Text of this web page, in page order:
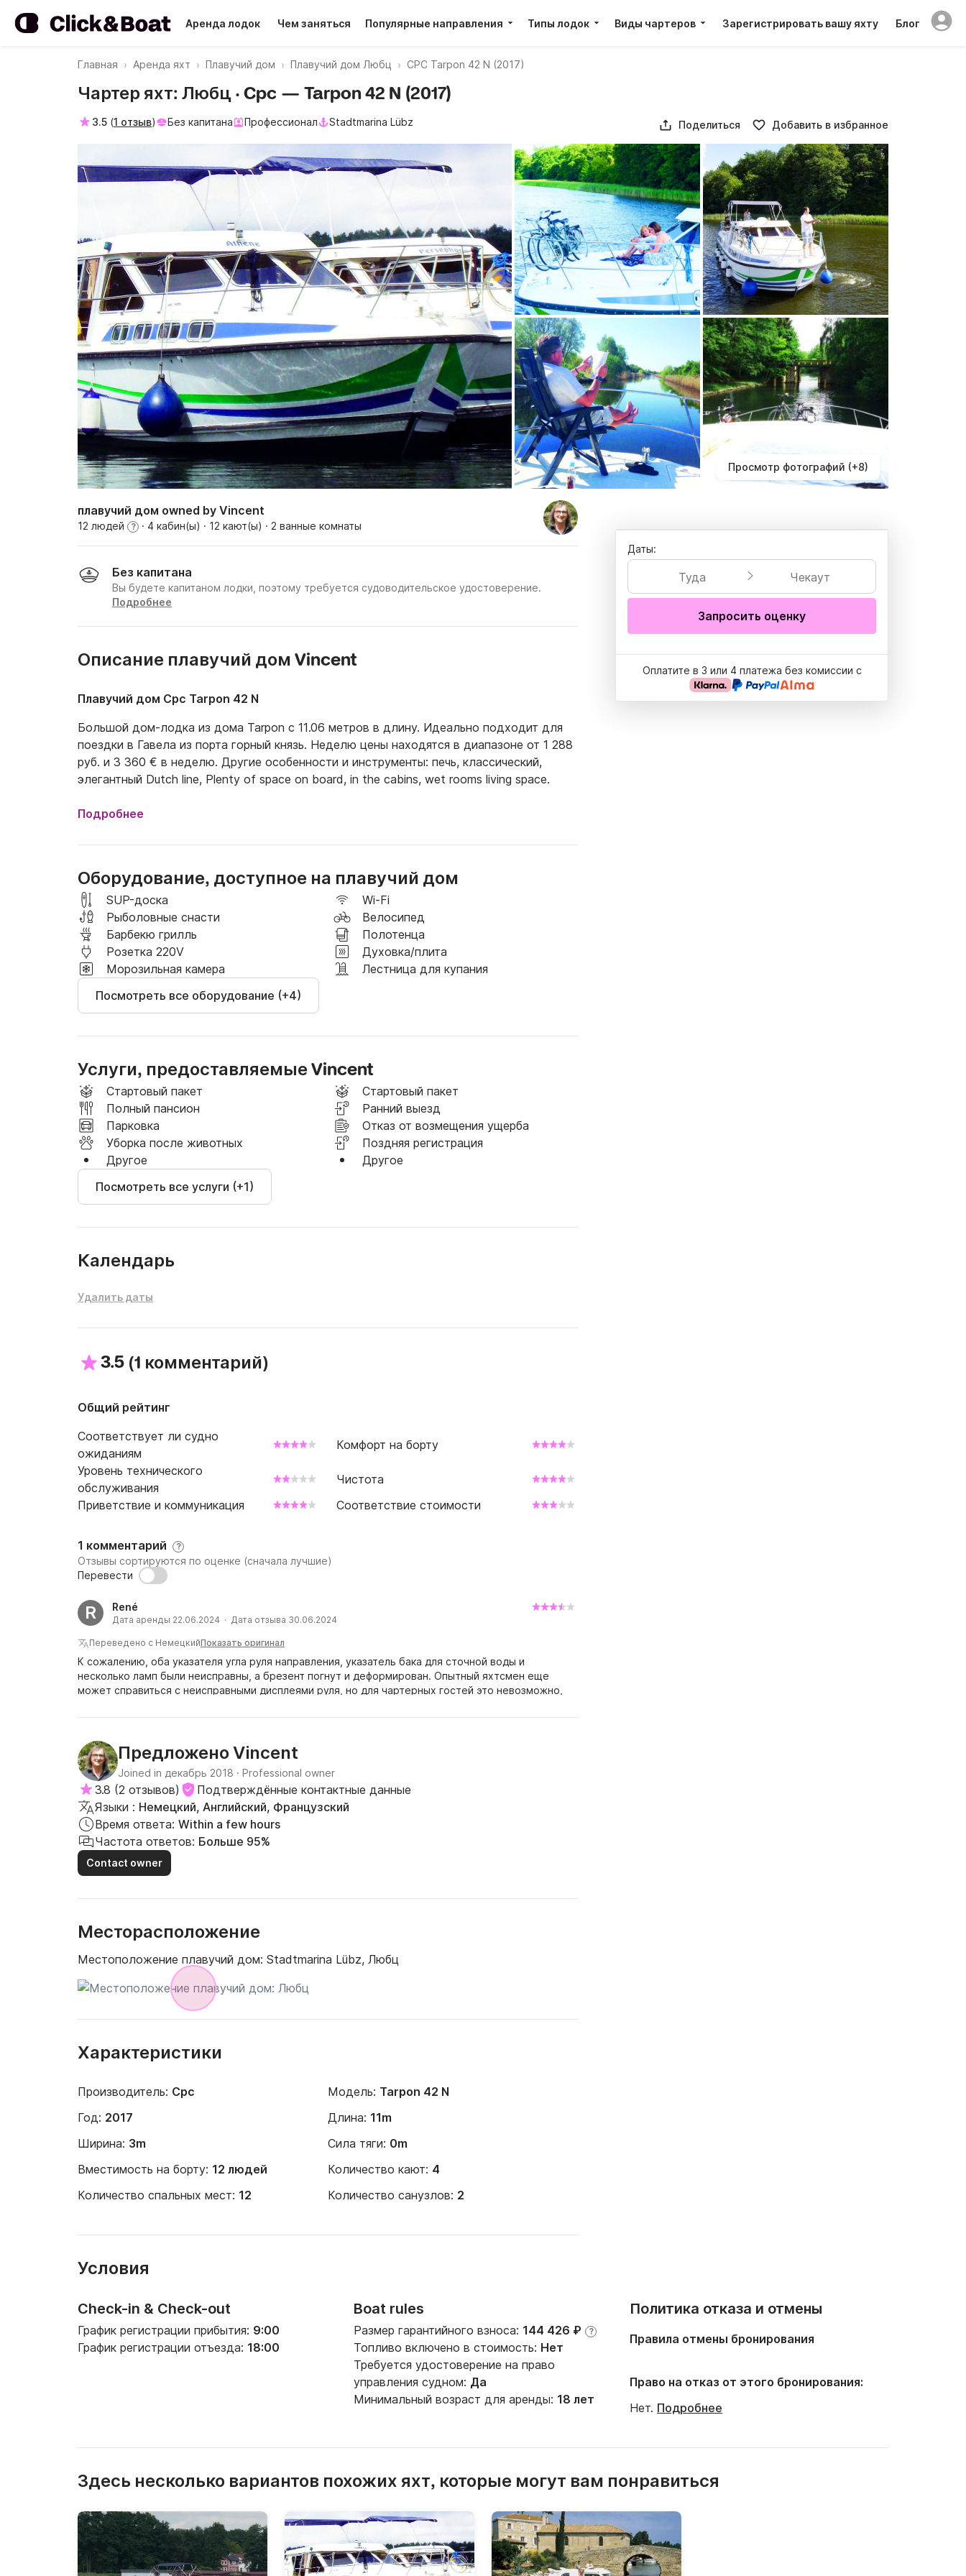
Аренда лодок Чем заняться Популярные направления Типы лодок Виды чартеров Зарегистрировать вашу яхту Блог
Главная Аренда яхт Плавучий дом Плавучий дом Любц CPC Tarpon 42 N (2017)
Просмотр фотографий (+8)
Чартер яхт: Любц · Cpc — Tarpon 42 N (2017)
3.5 (1 отзыв) Без капитана Профессионал Stadtmarina Lübz Поделиться Добавить в избранное
плавучий дом owned by Vincent
12 людей ? · 4 кабин(ы) · 12 кают(ы) · 2 ванные комнаты
Без капитана
Вы будете капитаном лодки, поэтому требуется судоводительское удостоверение.
Подробнее
Описание плавучий дом Vincent
Плавучий дом Cpc Tarpon 42 N
Большой дом-лодка из дома Tarpon с 11.06 метров в длину. Идеально подходит для
поездки в Гавела из порта горный князь. Неделю цены находятся в диапазоне от 1 288
руб. и 3 360 € в неделю. Другие особенности и инструменты: печь, классический,
элегантный Dutch line, Plenty of space on board, in the cabins, wet rooms living space.
Подробнее
Оборудование, доступное на плавучий дом
SUP-доска
Wi-Fi
Рыболовные снасти
Велосипед
Барбекю грилль
Полотенца
Розетка 220V
Духовка/плита
Морозильная камера
Лестница для купания
Посмотреть все оборудование (+4)
Услуги, предоставляемые Vincent
Стартовый пакет
Стартовый пакет
Полный пансион
Ранний выезд
Парковка
Отказ от возмещения ущерба
Уборка после животных
Поздняя регистрация
Другое
Другое
Посмотреть все услуги (+1)
Календарь
Удалить даты
3.5 (1 комментарий)
Общий рейтинг
Соответствует ли судно
ожиданиям
Комфорт на борту
Уровень технического
обслуживания
Чистота
Приветствие и коммуникация
Соответствие стоимости
1 комментарий ?
Отзывы сортируются по оценке (сначала лучшие)
Перевести
R René
Дата аренды 22.06.2024 · Дата отзыва 30.06.2024
Переведено с НемецкийПоказать оригинал
К сожалению, оба указателя угла руля направления, указатель бака для сточной воды и
несколько ламп были неисправны, а брезент погнут и деформирован. Опытный яхтсмен еще
может справиться с неисправными дисплеями руля, но для чартерных гостей это невозможно,
Предложено Vincent
Joined in декабрь 2018 · Professional owner
3.8 (2 отзывов)
Подтверждённые контактные данные
Языки : Немецкий, Английский, Французский
Время ответа: Within a few hours
Частота ответов: Больше 95%
Contact owner
Месторасположение
Местоположение плавучий дом: Stadtmarina Lübz, Любц
Характеристики
Производитель: Cpc Модель: Tarpon 42 N
Год: 2017 Длина: 11m
Ширина: 3m Сила тяги: 0m
Вместимость на борту: 12 людей Количество кают: 4
Количество спальных мест: 12 Количество санузлов: 2
Даты:
Туда Чекаут
Запросить оценку
Оплатите в 3 или 4 платежа без комиссии с
Условия
Check-in & Check-out
График регистрации прибытия: 9:00
График регистрации отъезда: 18:00
Boat rules
Размер гарантийного взноса: 144 426 ₽ ?
Топливо включено в стоимость: Нет
Требуется удостоверение на право
управления судном: Да
Минимальный возраст для аренды: 18 лет
Политика отказа и отмены
Правила отмены бронирования
Право на отказ от этого бронирования:
Нет. Подробнее
Здесь несколько вариантов похожих яхт, которые могут вам понравиться